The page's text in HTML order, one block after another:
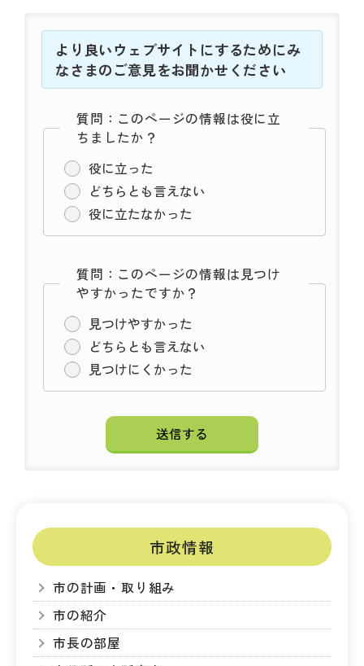
より良いウェブサイトにするためにみ
なさまのご意見をお聞かせください
質問：このページの情報は役に立
ちましたか？
役に立った
どちらとも言えない
役に立たなかった
質問：このページの情報は見つけ
やすかったですか？
見つけやすかった
どちらとも言えない
見つけにくかった
市政情報
市の計画・取り組み
市の紹介
市長の部屋